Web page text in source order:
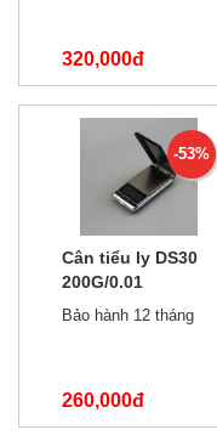
320,000đ
600,000đ
-53%
Cân tiểu ly DS30
200G/0.01
Bảo hành 12 tháng
260,000đ
550,000đ